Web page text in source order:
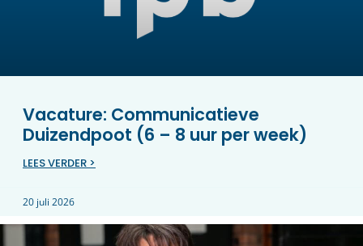
Vacature: Communicatieve
Duizendpoot (6 – 8 uur per week)
LEES VERDER >
20 juli 2026